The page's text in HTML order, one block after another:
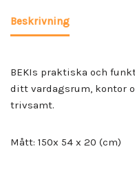
Beskrivning
BEKIs praktiska och
ditt vardagsrum, kontor
trivsamt.
Mått: 150x 54 x 20 (cm)